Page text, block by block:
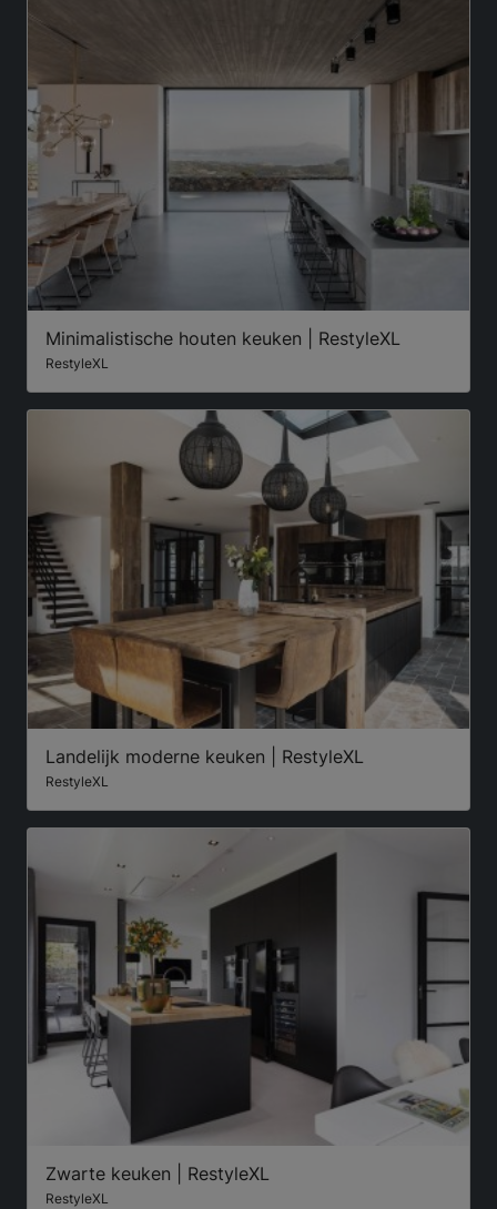
Minimalistische houten keuken | RestyleXL
RestyleXL
Landelijk moderne keuken | RestyleXL
RestyleXL
Zwarte keuken | RestyleXL
RestyleXL